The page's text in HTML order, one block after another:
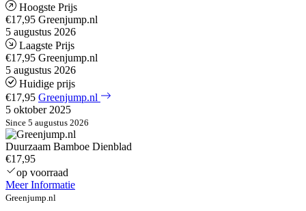
Hoogste Prijs
€17,95 Greenjump.nl
5 augustus 2026
Laagste Prijs
€17,95 Greenjump.nl
5 augustus 2026
Huidige prijs
€17,95 Greenjump.nl
5 oktober 2025
Since 5 augustus 2026
Duurzaam Bamboe Dienblad
€17,95
op voorraad
Meer Informatie
Greenjump.nl